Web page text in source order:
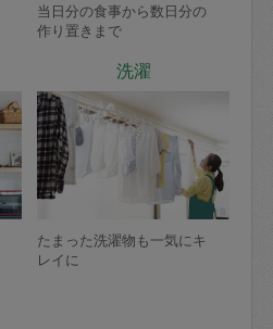
当日分の食事から数日分の
作り置きまで
洗濯
たまった洗濯物も一気にキ
レイに